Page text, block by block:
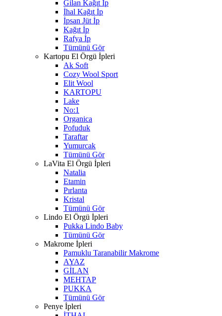
Gilan Kağıt İp
İhal Kağıt İp
İpsan Jüt İp
Kağıt İp
Rafya İp
Tümünü Gör
Kartopu El Örgü İpleri
Ak Soft
Cozy Wool Sport
Elit Wool
KARTOPU
Lake
No:1
Organica
Pofuduk
Taraftar
Yumurcak
Tümünü Gör
LaVita El Örgü İpleri
Natalia
Etamin
Pırlanta
Kristal
Tümünü Gör
Lindo El Örgü İpleri
Pukka Lindo Baby
Tümünü Gör
Makrome İpleri
Pamuklu Taranabilir Makrome
AYAZ
GİLAN
MEHTAP
PUKKA
Tümünü Gör
Penye İpleri